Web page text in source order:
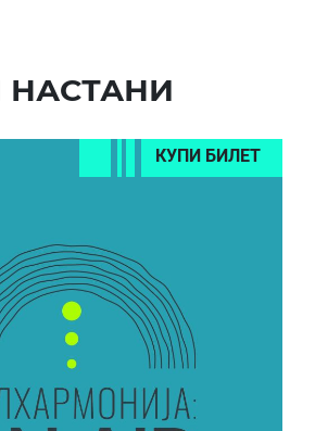
НАСТАНИ
КУПИ БИЛЕТ